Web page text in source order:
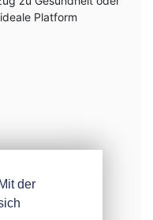
Platform
der